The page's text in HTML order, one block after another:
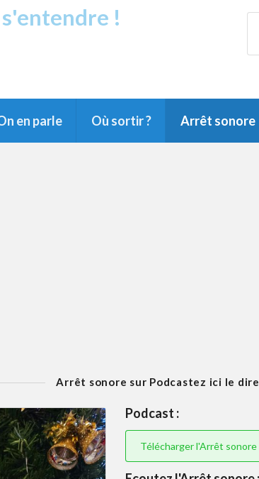
!
en parle Où sortir ? Arrêt sonore
Arrêt sonore sur Podcastez ici le
Podcast :
Télécharger l'Arrêt sonore